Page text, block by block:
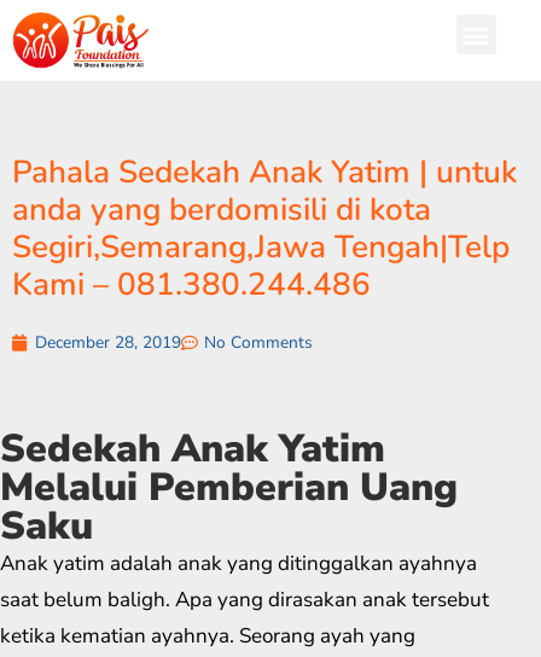
Pahala Sedekah Anak Yatim | untuk
anda yang berdomisili di kota
Segiri,Semarang,Jawa Tengah|Telp
Kami – 081.380.244.486
December 28, 2019 No Comments
Sedekah Anak Yatim
Melalui Pemberian Uang
Saku
Anak yatim adalah anak yang ditinggalkan ayahnya
saat belum baligh. Apa yang dirasakan anak tersebut
ketika kematian ayahnya. Seorang ayah yang